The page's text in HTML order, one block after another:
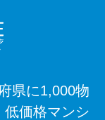
県に1,000物
価格マンシ